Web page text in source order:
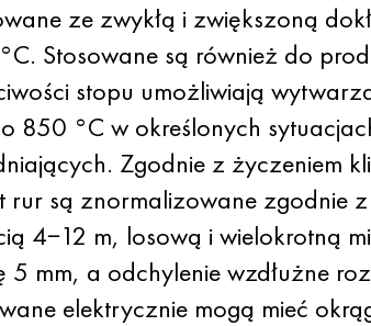
ze zwykłą i zwiększoną
Stosowane są również do
stopu umożliwiają
850 °C w określonych
Zgodnie z życzeniem
są znormalizowane zgodnie
4−12 m, losową i wielokrotną
mm, a odchylenie wzdłużne
elektrycznie mogą mieć